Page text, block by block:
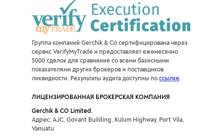
Группа компаний Gerchik & Co сертифицирована через
сервис VerifyMyTrade и предоставляет ежемесячно
5000 сделок для сравнения со всеми базисными
показателями других брокеров и поставщиков
ликвидности. Результаты аудита доступны по ссылке.
ЛИЦЕНЗИРОВАННАЯ БРОКЕРСКАЯ КОМПАНИЯ
Gerchik & CO Limited.
Адрес: AJC, Govant Building, Kulum Highway, Port Vila,
Vanuatu